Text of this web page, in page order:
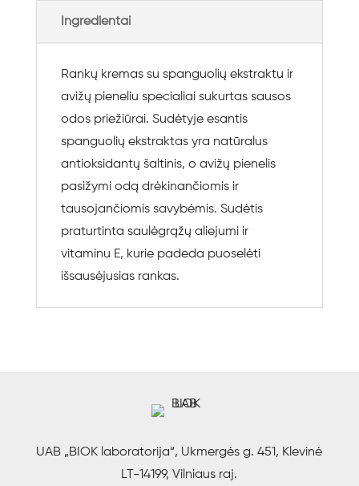
Ingredientai
Rankų kremas su spanguolių ekstraktu ir
avižų pieneliu specialiai sukurtas sausos
odos priežiūrai. Sudėtyje esantis
spanguolių ekstraktas yra natūralus
antioksidantų šaltinis, o avižų pienelis
pasižymi odą drėkinančiomis ir
tausojančiomis savybėmis. Sudėtis
praturtinta saulėgrąžų aliejumi ir
vitaminu E, kurie padeda puoselėti
išsausėjusias rankas.
UAB „BIOK laboratorija“, Ukmergės g. 451, Klevinė
LT-14199, Vilniaus raj.